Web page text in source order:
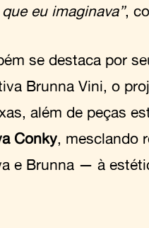
eu imaginava”,
se destaca por
Brunna Vini, o
além de peças
Conky, mesclando
e Brunna — à